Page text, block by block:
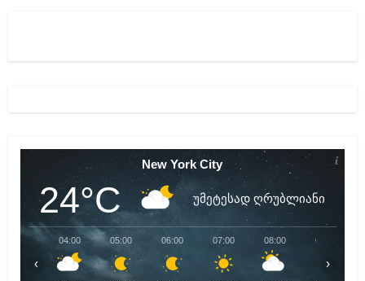
New York City
24°C უმეტესად ღრუბლიანი
04:00 05:00 06:00 07:00 08:00 09:00
‹ ›